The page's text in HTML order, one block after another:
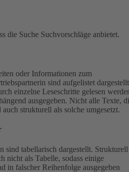
die Suche Suchvorschläge anbietet.
oder Informationen zum
sind aufgelistet
einzelne Leseschritte gelesen
ausgegeben. Nicht alle Texte,
strukturell als solche umgesetzt.
sind tabellarisch dargestellt. Strukturell
nicht als Tabelle, sodass einige
in falscher Reihenfolge ausgegeben